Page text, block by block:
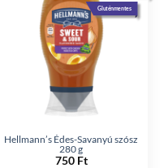
Gluténmentes
Hellmann’s Édes-Savanyú szósz
280 g
750 Ft